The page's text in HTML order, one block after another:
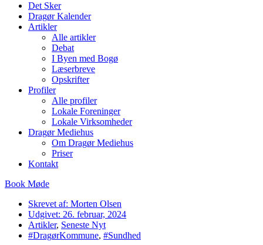
Det Sker
Dragør Kalender
Artikler
Alle artikler
Debat
I Byen med Bogø
Læserbreve
Opskrifter
Profiler
Alle profiler
Lokale Foreninger
Lokale Virksomheder
Dragør Mediehus
Om Dragør Mediehus
Priser
Kontakt
Book Møde
Skrevet af: Morten Olsen
Udgivet: 26. februar, 2024
Artikler, Seneste Nyt
#DragørKommune, #Sundhed